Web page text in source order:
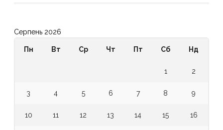
Серпень 2026
Пн Вт Ср Чт Пт Сб Нд
1 2
3 4 5 6 7 8 9
10 11 12 13 14 15 16